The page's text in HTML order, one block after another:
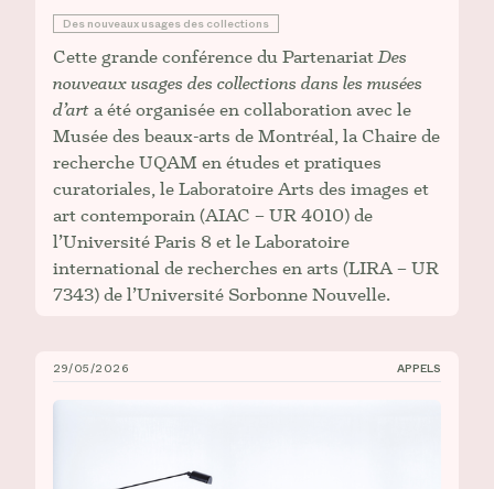
Des nouveaux usages des collections
Cette grande conférence du Partenariat Des
nouveaux usages des collections dans les musées
d’art a été organisée en collaboration avec le
Musée des beaux-arts de Montréal, la Chaire de
recherche UQAM en études et pratiques
curatoriales, le Laboratoire Arts des images et
art contemporain (AIAC – UR 4010) de
l’Université Paris 8 et le Laboratoire
international de recherches en arts (LIRA – UR
7343) de l’Université Sorbonne Nouvelle.
Appel à contribution : Symposium international de
29/05/2026 APPELS